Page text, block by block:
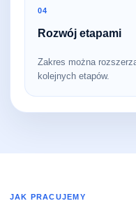
04
Rozwój etapami
Zakres można
kolejnych etapów.
JAK PRACUJEMY